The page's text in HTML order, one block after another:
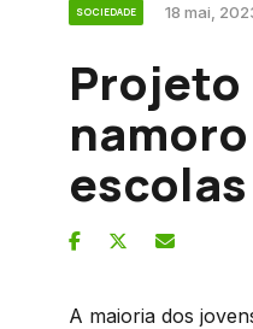
SOCIEDADE 18 mai,
Projeto
A maioria dos